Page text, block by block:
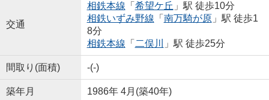
交通
相鉄本線 「 希望ケ丘 」駅 徒歩10分
相鉄いずみ野線 「 南万騎が原」駅 徒歩1
8分
相鉄本線 「 二俣川 」駅 徒歩25分
間取り(面積) -(-)
築年月 1986年 4月(築40年)